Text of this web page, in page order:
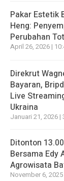
Pakar Estetik
Heng:
Perubahan
April 26, 2026 |
Direkrut
Bayaran,
Live
Ukraina
Januari 21, 2026 |
Ditonton
Bersama Edy
Agrowisata
November 6,